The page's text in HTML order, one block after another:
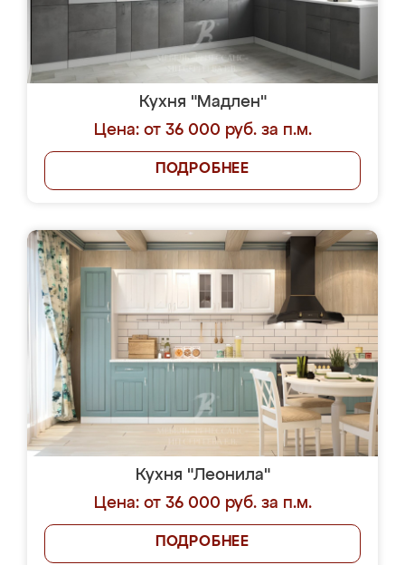
Кухня "Мадлен"
Цена: от 36 000 руб. за п.м.
ПОДРОБНЕЕ
Кухня "Леонила"
Цена: от 36 000 руб. за п.м.
ПОДРОБНЕЕ